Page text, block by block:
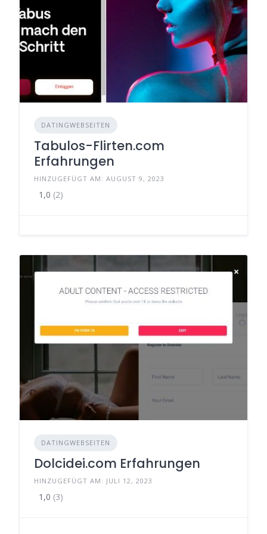
DATINGWEBSEITEN
Tabulos-Flirten.com
Erfahrungen
HINZUGEFÜGT AM: AUGUST 9, 2023
1,0 (2)
DATINGWEBSEITEN
Dolcidei.com Erfahrungen
HINZUGEFÜGT AM: JULI 12, 2023
1,0 (3)